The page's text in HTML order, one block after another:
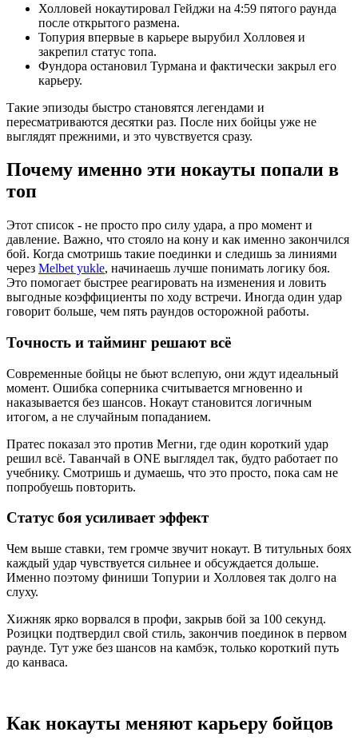
Холловей нокаутировал Гейджи на 4:59 пятого раунда
после открытого размена.
Топурия впервые в карьере вырубил Холловея и
закрепил статус топа.
Фундора остановил Турмана и фактически закрыл его
карьеру.
Такие эпизоды быстро становятся легендами и
пересматриваются десятки раз. После них бойцы уже не
выглядят прежними, и это чувствуется сразу.
Почему именно эти нокауты попали в
топ
Этот список - не просто про силу удара, а про момент и
давление. Важно, что стояло на кону и как именно закончился
бой. Когда смотришь такие поединки и следишь за линиями
через Melbet yukle, начинаешь лучше понимать логику боя.
Это помогает быстрее реагировать на изменения и ловить
выгодные коэффициенты по ходу встречи. Иногда один удар
говорит больше, чем пять раундов осторожной работы.
Точность и тайминг решают всё
Современные бойцы не бьют вслепую, они ждут идеальный
момент. Ошибка соперника считывается мгновенно и
наказывается без шансов. Нокаут становится логичным
итогом, а не случайным попаданием.
Пратес показал это против Мегни, где один короткий удар
решил всё. Таванчай в ONE выглядел так, будто работает по
учебнику. Смотришь и думаешь, что это просто, пока сам не
попробуешь повторить.
Статус боя усиливает эффект
Чем выше ставки, тем громче звучит нокаут. В титульных боях
каждый удар чувствуется сильнее и обсуждается дольше.
Именно поэтому финиши Топурии и Холловея так долго на
слуху.
Хижняк ярко ворвался в профи, закрыв бой за 100 секунд.
Розицки подтвердил свой стиль, закончив поединок в первом
раунде. Тут уже без шансов на камбэк, только короткий путь
до канваса.
Как нокауты меняют карьеру бойцов